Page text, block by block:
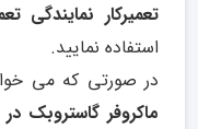
تعمیرکار نمایندگی
استفاده نمایید.
در صورتی که می
ماکروفر گاستروبک